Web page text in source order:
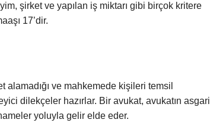
şirket ve yapılan iş miktarı gibi birçok kritere
17’dir.
ve mahkemede kişileri temsil
dilekçeler hazırlar. Bir avukat, avukatın asgari
yoluyla gelir elde eder.